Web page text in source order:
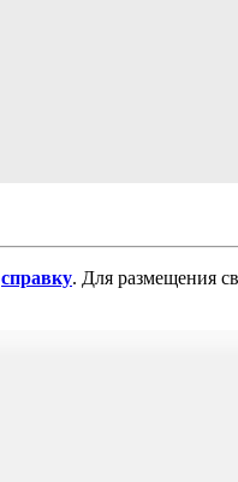
справку. Для размещения